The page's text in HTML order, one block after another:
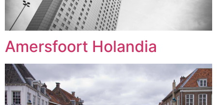
Amersfoort Holandia